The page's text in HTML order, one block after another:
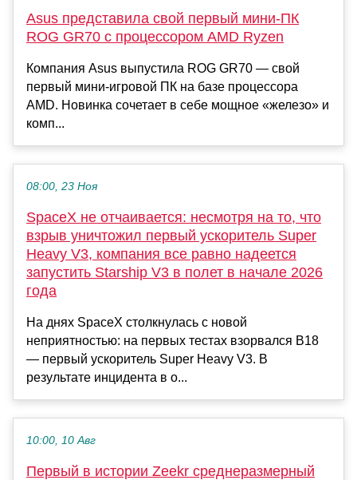
Asus представила свой первый мини-ПК
ROG GR70 с процессором AMD Ryzen
Компания Asus выпустила ROG GR70 — свой
первый мини-игровой ПК на базе процессора
AMD. Новинка сочетает в себе мощное «железо» и
комп...
08:00, 23 Ноя
SpaceX не отчаивается: несмотря на то, что
взрыв уничтожил первый ускоритель Super
Heavy V3, компания все равно надеется
запустить Starship V3 в полет в начале 2026
года
На днях SpaceX столкнулась с новой
неприятностью: на первых тестах взорвался B18
— первый ускоритель Super Heavy V3. В
результате инцидента в о...
10:00, 10 Авг
Первый в истории Zeekr среднеразмерный